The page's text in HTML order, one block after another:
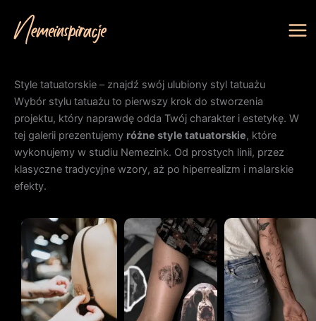
treści
Style tatuatorskie – znajdź swój ulubiony styl tatuażu
Wybór stylu tatuażu to pierwszy krok do stworzenia
projektu, który naprawdę odda Twój charakter i estetykę. W
tej galerii prezentujemy różne style tatuatorskie, które
wykonujemy w studiu Nemezink. Od prostych linii, przez
klasyczne tradycyjne wzory, aż po hiperrealizm i malarskie
efekty.